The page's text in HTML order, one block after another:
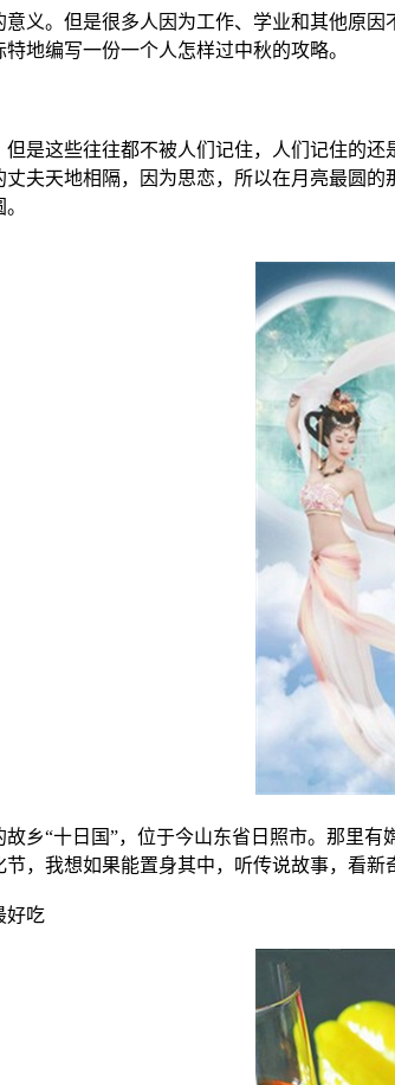
。但是很多人因为工作、学业和其他原因
地编写一份一个人怎样过中秋的攻略。
这些往往都不被人们记住，人们记住的还
夫天地相隔，因为思恋，所以在月亮最圆
“十日国”，位于今山东省日照市。那里有
，我想如果能置身其中，听传说故事，看新
好吃